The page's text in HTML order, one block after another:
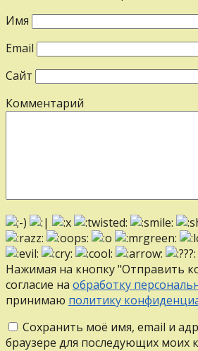
Имя
Email
Сайт
Комментарий
Нажимая на кнопку "Отправить
согласие на обработку
принимаю политику
Сохранить моё имя, email и
браузере для последующих моих